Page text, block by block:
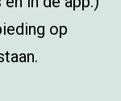
op